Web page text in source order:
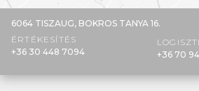
6064 TISZAUG, BOKROS TANYA 16.
ÉRTÉKESÍTÉS
+36 30 448 7094
+36 70